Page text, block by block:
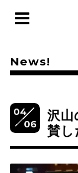
News!
04
06
沢
賛し